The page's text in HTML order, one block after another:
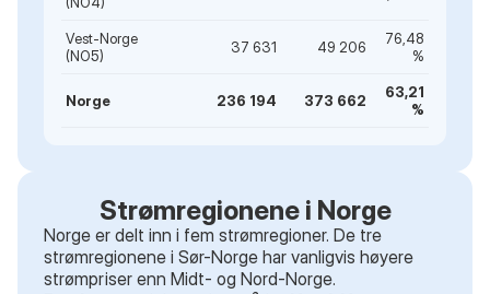
Vest-Norge
(NO5)
37 631 49 206
76,48
%
Norge 236 194 373 662
63,21
%
Strømregionene i Norge
Norge er delt inn i fem strømregioner. De tre
strømregionene i Sør-Norge har vanligvis høyere
strømpriser enn Midt- og Nord-Norge.